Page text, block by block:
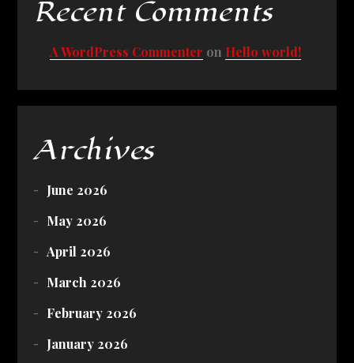
Recent Comments
A WordPress Commenter on Hello world!
Archives
June 2026
May 2026
April 2026
March 2026
February 2026
January 2026